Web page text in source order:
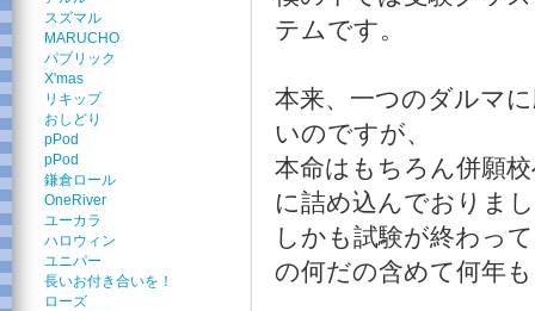
スズマル
MARUCHO
パブリック
X'mas
リキップ
おしどり
pPod
pPod
鎌倉ロール
OneRiver
ユーカラ
ハロウィン
ユニパー
長いお付き合いを！
ローズ
テムです。
本来、一つのダルマ
いのですが、
本命はもちろん併願
に詰め込んでおりま
しかも試験が終わっ
の何だの含めて何年